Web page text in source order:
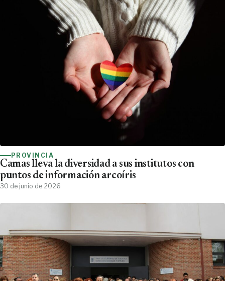
PROVINCIA
Camas lleva la diversidad a sus institutos con
puntos de información arcoíris
30 de junio de 2026